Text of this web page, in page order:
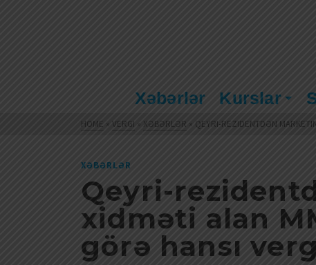
Xəbərlər Kurslar
HOME » VERGI » XƏBƏRLƏR » QEYRI-REZIDENTDƏN
XƏBƏRLƏR
Qeyri-
xidməti alan
görə hansı